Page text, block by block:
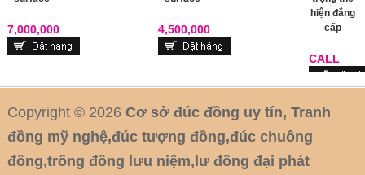
7,000,000 4,500,000
hiện đẳng
cấp
CALL
Copyright © 2026 Cơ sở đúc đồng uy tín, Tranh
đồng mỹ nghệ,đúc tượng đồng,đúc chuông
đồng,trống đồng lưu niệm,lư đồng đại phát